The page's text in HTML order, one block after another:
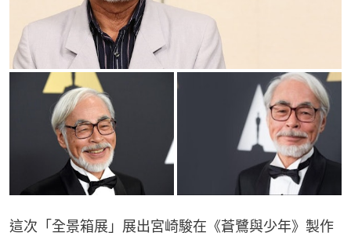
這次「全景箱展」展出宮崎駿在《蒼鷺與少年》製作